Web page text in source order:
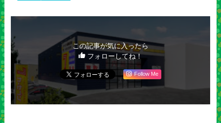
この記事が気に入ったら
フォローしてね！
Follow Me